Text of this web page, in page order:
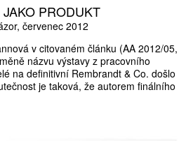
JAKO PRODUKT
červenec 2012
v citovaném článku (AA 2012/05,
názvu výstavy z pracovního
na definitivní Rembrandt & Co. došlo
je taková, že autorem finálního